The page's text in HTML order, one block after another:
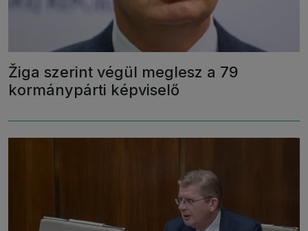
Žiga szerint végül meglesz a 79
kormánypárti képviselő